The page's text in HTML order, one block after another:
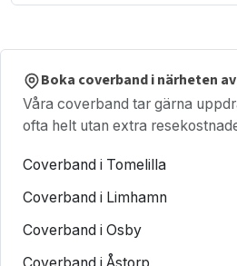
Boka coverband i närheten
Våra coverband tar gärna
ofta helt utan extra
Coverband i Tomelilla
Coverband i Limhamn
Coverband i Osby